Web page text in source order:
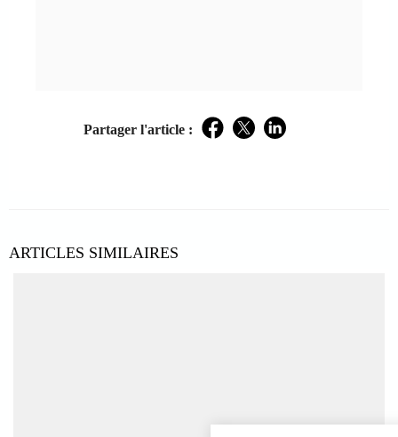
Partager l'article : Facebook
TwitterLinkedIn
ARTICLES SIMILAIRES